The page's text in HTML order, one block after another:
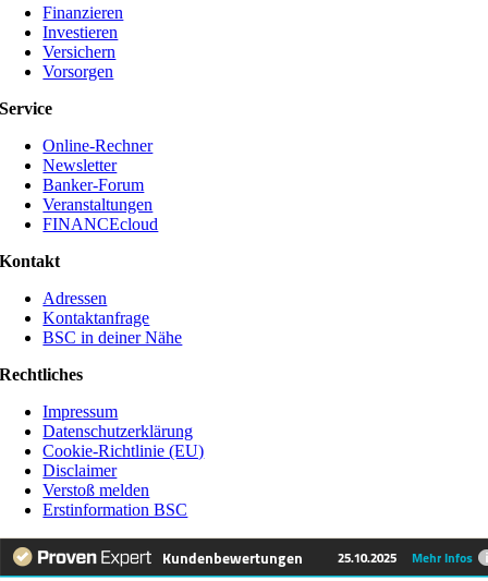
Finanzieren
Investieren
Versichern
Vorsorgen
Service
Online-Rechner
Newsletter
Banker-Forum
Veranstaltungen
FINANCEcloud
Kontakt
Adressen
Kontaktanfrage
BSC in deiner Nähe
Rechtliches
Impressum
Datenschutzerklärung
Cookie-Richtlinie (EU)
Disclaimer
Verstoß melden
Erstinformation BSC